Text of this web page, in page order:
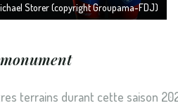
Storer (copyright Groupama-FDJ)
terrains durant cette saison